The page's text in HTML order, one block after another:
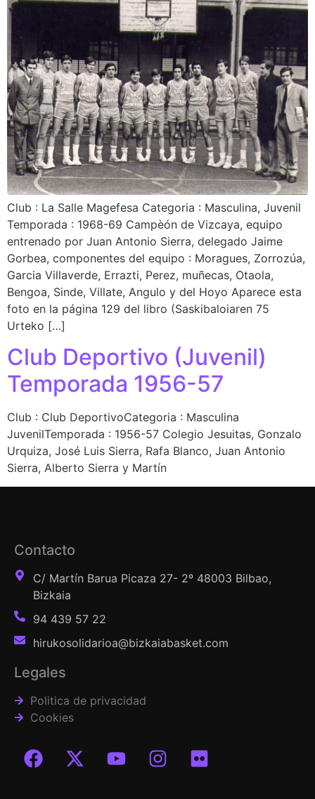
Club : La Salle Magefesa Categoria : Masculina, Juvenil
Temporada : 1968-69 Campèón de Vizcaya, equipo
entrenado por Juan Antonio Sierra, delegado Jaime
Gorbea, componentes del equipo : Moragues, Zorrozúa,
Garcia Villaverde, Errazti, Perez, muñecas, Otaola,
Bengoa, Sinde, Villate, Angulo y del Hoyo Aparece esta
foto en la página 129 del libro (Saskibaloiaren 75
Urteko […]
Club Deportivo (Juvenil)
Temporada 1956-57
Club : Club DeportivoCategoria : Masculina
JuvenilTemporada : 1956-57 Colegio Jesuitas, Gonzalo
Urquiza, José Luis Sierra, Rafa Blanco, Juan Antonio
Sierra, Alberto Sierra y Martín
Contacto
C/ Martín Barua Picaza 27- 2º 48003 Bilbao,
Bizkaia
94 439 57 22
hirukosolidarioa@bizkaiabasket.com
Legales
Politica de privacidad
Cookies